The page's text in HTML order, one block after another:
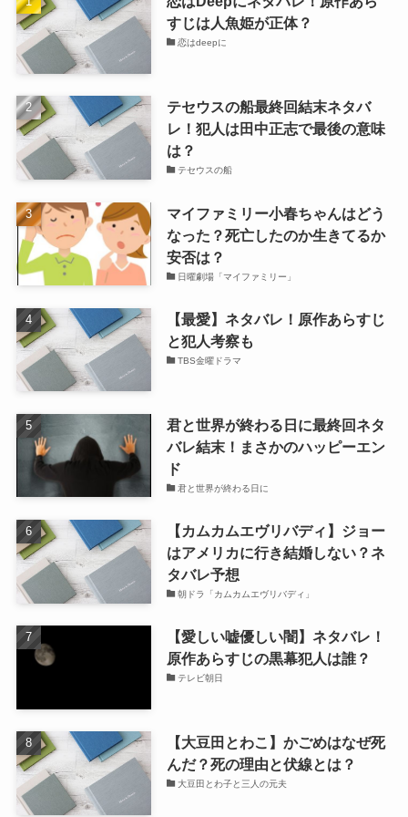
すじは人魚姫が正体？
恋はdeepに
テセウスの船最終回結末ネタバ
レ！犯人は田中正志で最後の意味
は？
テセウスの船
マイファミリー小春ちゃんはどう
なった？死亡したのか生きてるか
安否は？
日曜劇場「マイファミリー」
【最愛】ネタバレ！原作あらすじ
と犯人考察も
TBS金曜ドラマ
君と世界が終わる日に最終回ネタ
バレ結末！まさかのハッピーエン
ド
君と世界が終わる日に
【カムカムエヴリバディ】ジョー
はアメリカに行き結婚しない？ネ
タバレ予想
朝ドラ「カムカムエヴリバディ」
【愛しい嘘優しい闇】ネタバレ！
原作あらすじの黒幕犯人は誰？
テレビ朝日
【大豆田とわこ】かごめはなぜ死
んだ？死の理由と伏線とは？
大豆田とわ子と三人の元夫